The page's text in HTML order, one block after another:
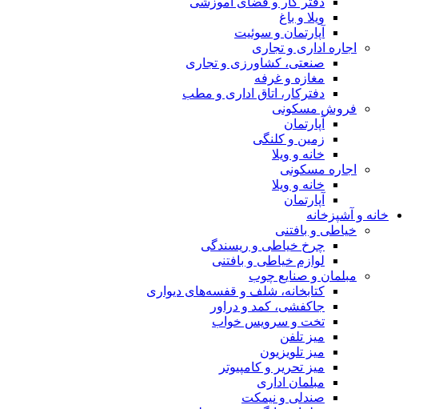
ویلا و باغ
آپارتمان و سوئیت
اجاره اداری و تجاری
صنعتی، کشاورزی و تجاری
مغازه و غرفه
دفترکار، اتاق اداری و مطب
فروش مسکونی
آپارتمان
زمین و کلنگی
خانه و ویلا
اجاره مسکونی
خانه و ویلا
آپارتمان
خانه و آشپزخانه
خیاطی و بافتنی
چرخ خیاطی و ریسندگی
لوازم خیاطی و بافتنی
مبلمان و صنایع چوب
کتابخانه، شلف و قفسه‌های دیواری
جاکفشی، کمد و دراور
تخت و سرویس خواب
میز تلفن
میز تلویزیون
میز تحریر و کامپیوتر
مبلمان اداری
صندلی و نیمکت